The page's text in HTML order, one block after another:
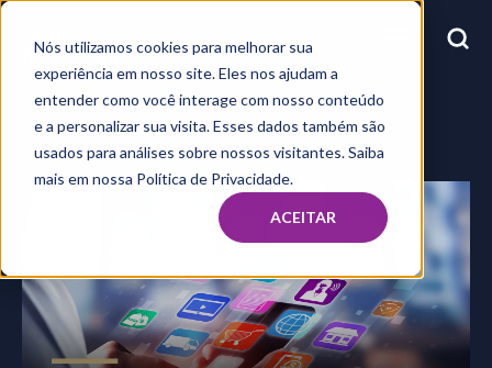
Nós utilizamos cookies para melhorar sua
experiência em nosso site. Eles nos ajudam a
entender como você interage com nosso conteúdo
e a personalizar sua visita. Esses dados também são
usados para análises sobre nossos visitantes. Saiba
mais em nossa Política de Privacidade.
ACEITAR